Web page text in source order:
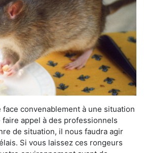
convenablement à une situation
appel à des professionnels
de situation, il nous faudra agir
Si vous laissez ces rongeurs